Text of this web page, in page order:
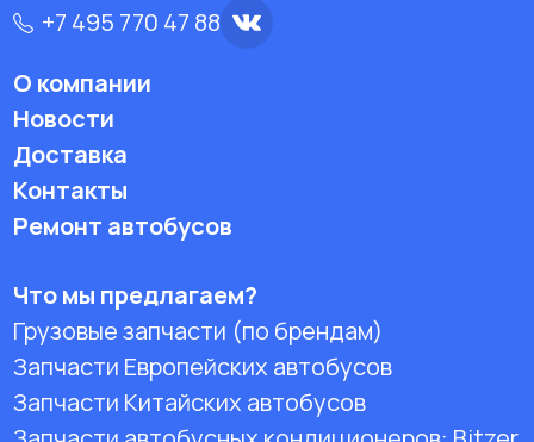
+7 495 770 47 88
О компании
Новости
Доставка
Контакты
Ремонт автобусов
Что мы предлагаем?
Грузовые запчасти (по брендам)
Запчасти Европейских автобусов
Запчасти Китайских автобусов